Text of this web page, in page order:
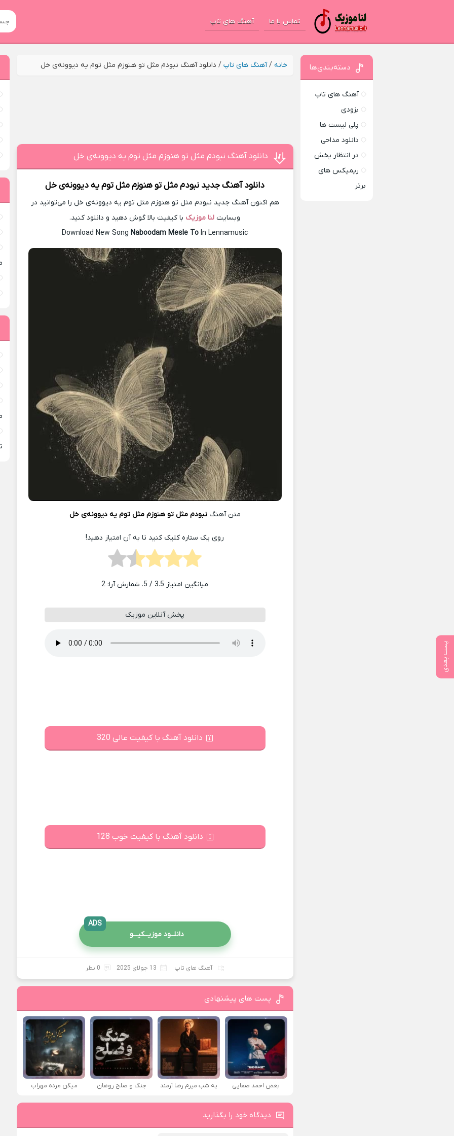
تماس با ما آهنگ های تاپ
خانه /آهنگ های تاپ / دانلود آهنگ نبودم مثل تو هنوزم مثل توم یه دیوونه‌ی خل
پست بعدی
دانلود آهنگ نبودم مثل تو هنوزم مثل توم یه دیوونه‌ی خل
دانلود آهنگ جدید نبودم مثل تو هنوزم مثل توم یه دیوونه‌ی خل
هم اکنون آهنگ جدید نبودم مثل تو هنوزم مثل توم یه دیوونه‌ی خل را می‌توانید در
وبسایت لنا موزیک با کیفیت بالا گوش دهید و دانلود کنید.
Download New SongNaboodam Mesle To In Lennamusic
متن آهنگنبودم مثل تو هنوزم مثل توم یه دیوونه‌ی خل
روی یک ستاره کلیک کنید تا به آن امتیاز دهید!
میانگین امتیاز 3.5/ 5. شمارش آرا: 2
پخش آنلاین موزیک
دانلود آهنگ با کیفیت عالی 320
دانلود آهنگ با کیفیت خوب 128
دانلــود موزیــکیـــو
ADS
آهنگ های تاپ 13 جولای 2025 0 نظر
پست های پیشنهادی
بغض احمد صفایی یه شب میرم رضا آرمند جنگ و صلح روهان میگن مرده مهراب
دیدگاه خود را بگذارید
دسته‌بندی‌ها
آهنگ های تاپ
بزودی
پلی لیست ها
دانلود مداحی
در انتظار پخش
ریمیکس های
برتر